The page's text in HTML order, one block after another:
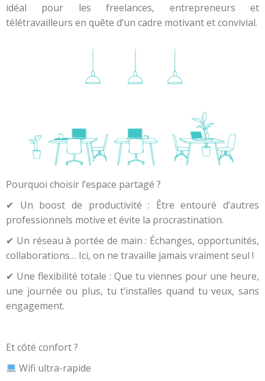
idéal pour les freelances, entrepreneurs et
télétravailleurs en quête d’un cadre motivant et convivial.
Pourquoi choisir l’espace partagé ?
✔ Un boost de productivité : Être entouré d’autres
professionnels motive et évite la procrastination.
✔ Un réseau à portée de main : Échanges, opportunités,
collaborations… Ici, on ne travaille jamais vraiment seul !
✔ Une flexibilité totale : Que tu viennes pour une heure,
une journée ou plus, tu t’installes quand tu veux, sans
engagement.
Et côté confort ?
Wifi ultra-rapide